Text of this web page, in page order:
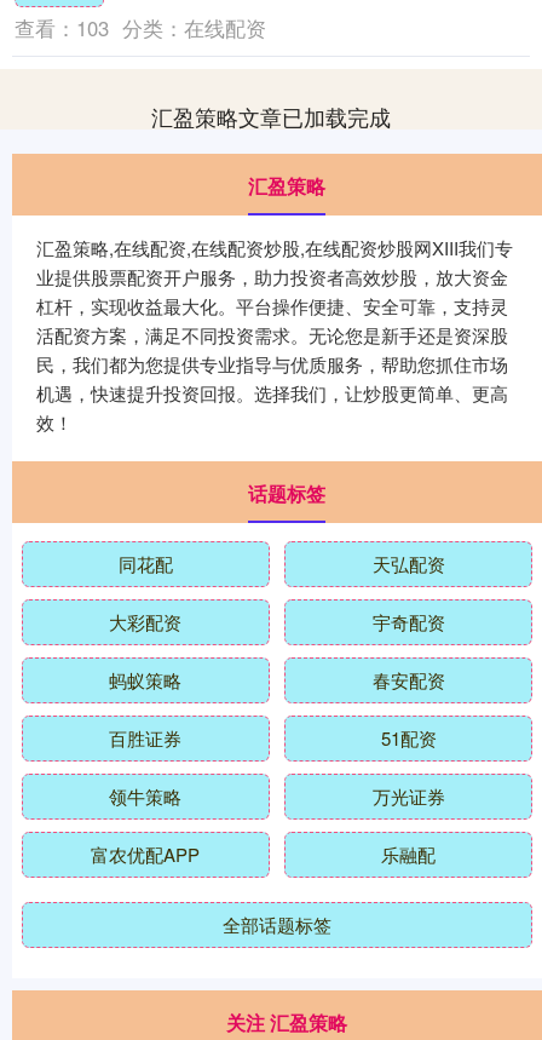
查看： 103 分类： 在线配资
汇盈策略文章已加载完成
汇盈策略
汇盈策略,在线配资,在线配资炒股,在线配资炒股网XIII‌我们专
业提供股票配资开户服务，助力投资者高效炒股，放大资金
杠杆，实现收益最大化。平台操作便捷、安全可靠，支持灵
活配资方案，满足不同投资需求。无论您是新手还是资深股
民，我们都为您提供专业指导与优质服务，帮助您抓住市场
机遇，快速提升投资回报。选择我们，让炒股更简单、更高
效！
话题标签
同花配 天弘配资
大彩配资 宇奇配资
蚂蚁策略 春安配资
百胜证券 51配资
领牛策略 万光证券
富农优配APP 乐融配
全部话题标签
关注 汇盈策略